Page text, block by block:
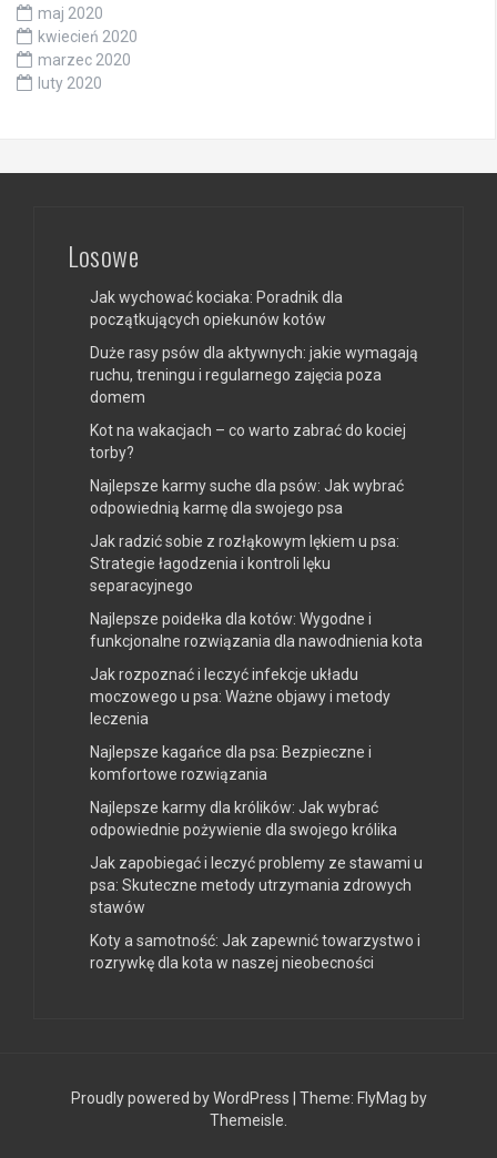
maj 2020
kwiecień 2020
marzec 2020
luty 2020
Losowe
Jak wychować kociaka: Poradnik dla
początkujących opiekunów kotów
Duże rasy psów dla aktywnych: jakie wymagają
ruchu, treningu i regularnego zajęcia poza
domem
Kot na wakacjach – co warto zabrać do kociej
torby?
Najlepsze karmy suche dla psów: Jak wybrać
odpowiednią karmę dla swojego psa
Jak radzić sobie z rozłąkowym lękiem u psa:
Strategie łagodzenia i kontroli lęku
separacyjnego
Najlepsze poidełka dla kotów: Wygodne i
funkcjonalne rozwiązania dla nawodnienia kota
Jak rozpoznać i leczyć infekcje układu
moczowego u psa: Ważne objawy i metody
leczenia
Najlepsze kagańce dla psa: Bezpieczne i
komfortowe rozwiązania
Najlepsze karmy dla królików: Jak wybrać
odpowiednie pożywienie dla swojego królika
Jak zapobiegać i leczyć problemy ze stawami u
psa: Skuteczne metody utrzymania zdrowych
stawów
Koty a samotność: Jak zapewnić towarzystwo i
rozrywkę dla kota w naszej nieobecności
Proudly powered by WordPress Theme: FlyMag by
Themeisle.